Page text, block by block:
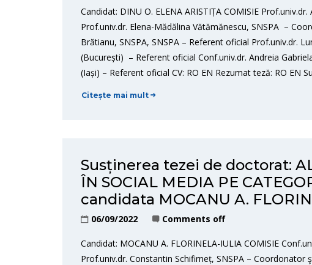
Candidat: DINU O. ELENA ARISTIȚA COMISIE
Prof.univ.dr. Elena-Mădălina Vătămănescu, SNSPA –
Brătianu, SNSPA, SNSPA – Referent oficial Prof.univ.dr.
(București) – Referent oficial Conf.univ.dr. Andreia
(Iași) – Referent oficial CV: RO EN Rezumat teză: RO EN
Citește mai mult
Susținerea tezei de doctorat:
ÎN SOCIAL MEDIA PE
candidata MOCANU A.
06/09/2022 Comments off
Candidat: MOCANU A. FLORINELA-IULIA COMISIE
Prof.univ.dr. Constantin Schifirneț, SNSPA – Coordonator